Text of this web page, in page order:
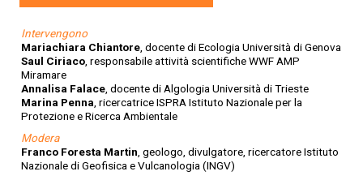
Intervengono
Mariachiara Chiantore , docente di Ecologia Università di Genova
Saul Ciriaco , responsabile attività scientifiche WWF AMP
Miramare
Annalisa Falace , docente di Algologia Università di Trieste
Marina Penna , ricercatrice ISPRA Istituto Nazionale per la
Protezione e Ricerca Ambientale
Modera
Franco Foresta Martin , geologo, divulgatore, ricercatore Istituto
Nazionale di Geofisica e Vulcanologia (INGV)